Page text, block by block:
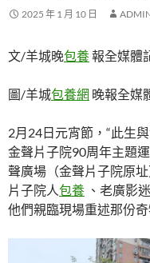
2025 年 1 月 10 日
文/羊城晚包養報全媒體
圖/羊城包養網 晚報全媒
2月24日元宵節，“此生
金聲片子院90周年主題
聲廣場（金聲片子院原
片子院人包養 、老廣影
他們親臨現場重述那份